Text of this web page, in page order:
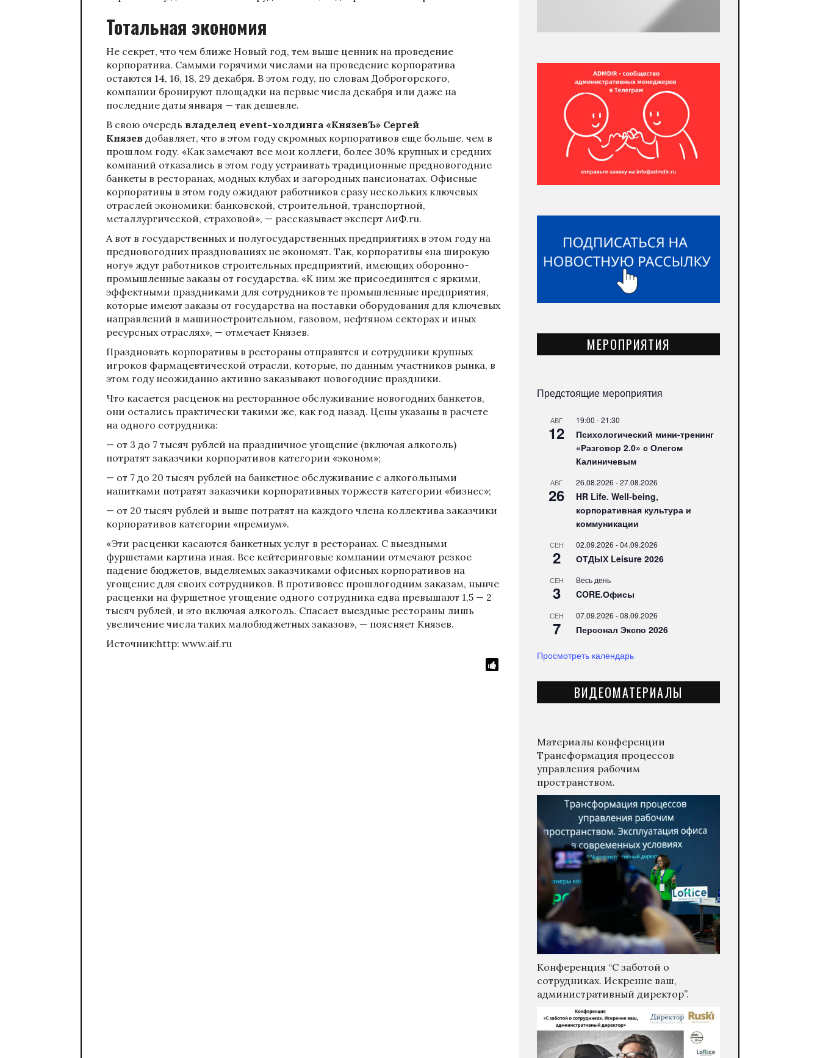
Тотальная экономия
Не секрет, что чем ближе Новый год, тем выше ценник на проведение
корпоратива. Самыми горячими числами на проведение корпоратива
остаются 14, 16, 18, 29 декабря. В этом году, по словам Доброгорского,
компании бронируют площадки на первые числа декабря или даже на
последние даты января — так дешевле.
В свою очередь владелец event-холдинга «КнязевЪ» Сергей
Князев добавляет, что в этом году скромных корпоративов еще больше, чем в
прошлом году. «Как замечают все мои коллеги, более 30% крупных и средних
компаний отказались в этом году устраивать традиционные предновогодние
банкеты в ресторанах, модных клубах и загородных пансионатах. Офисные
корпоративы в этом году ожидают работников сразу нескольких ключевых
отраслей экономики: банковской, строительной, транспортной,
металлургической, страховой», — рассказывает эксперт АиФ.ru.
А вот в государственных и полугосударственных предприятиях в этом году на
предновогодних празднованиях не экономят. Так, корпоративы «на широкую
ногу» ждут работников строительных предприятий, имеющих оборонно-
промышленные заказы от государства. «К ним же присоединятся с яркими,
эффектными праздниками для сотрудников те промышленные предприятия,
которые имеют заказы от государства на поставки оборудования для ключевых
направлений в машиностроительном, газовом, нефтяном секторах и иных
ресурсных отраслях», — отмечает Князев.
Праздновать корпоративы в рестораны отправятся и сотрудники крупных
игроков фармацевтической отрасли, которые, по данным участников рынка, в
этом году неожиданно активно заказывают новогодние праздники.
Что касается расценок на ресторанное обслуживание новогодних банкетов,
они остались практически такими же, как год назад. Цены указаны в расчете
на одного сотрудника:
— от 3 до 7 тысяч рублей на праздничное угощение (включая алкоголь)
потратят заказчики корпоративов категории «эконом»;
— от 7 до 20 тысяч рублей на банкетное обслуживание с алкогольными
напитками потратят заказчики корпоративных торжеств категории «бизнес»;
— от 20 тысяч рублей и выше потратят на каждого члена коллектива заказчики
корпоративов категории «премиум».
«Эти расценки касаются банкетных услуг в ресторанах. С выездными
фуршетами картина иная. Все кейтеринговые компании отмечают резкое
падение бюджетов, выделяемых заказчиками офисных корпоративов на
угощение для своих сотрудников. В противовес прошлогодним заказам, нынче
расценки на фуршетное угощение одного сотрудника едва превышают 1,5 — 2
тысяч рублей, и это включая алкоголь. Спасает выездные рестораны лишь
увеличение числа таких малобюджетных заказов», — поясняет Князев.
Источник:http: www.aif.ru
МЕРОПРИЯТИЯ
Предстоящие мероприятия
АВГ
12
19:00 -21:30
Психологический мини-тренинг
«Разговор 2.0» с Олегом
Калиничевым
АВГ
26
26.08.2026 -27.08.2026
HR Life. Well-being,
корпоративная культура и
коммуникации
СЕН
2
02.09.2026 -04.09.2026
ОТДЫХ Leisure 2026
СЕН
3
Весь день
CORE.Офисы
СЕН
7
07.09.2026 -08.09.2026
Персонал Экспо 2026
Просмотреть календарь
ВИДЕОМАТЕРИАЛЫ
Материалы конференции
Трансформация процессов
управления рабочим
пространством.
Конференция “С заботой о
сотрудниках. Искренне ваш,
административный директор”.